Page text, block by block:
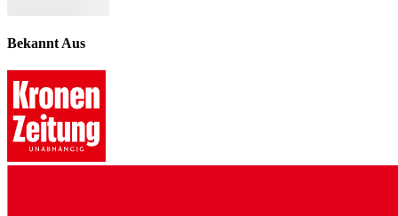
Bekannt Aus